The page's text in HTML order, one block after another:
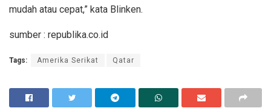
mudah atau cepat,” kata Blinken.
sumber : republika.co.id
Tags: Amerika Serikat Qatar